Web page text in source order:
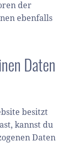
der
ebenfalls
Daten
besitzt
kannst du
Daten